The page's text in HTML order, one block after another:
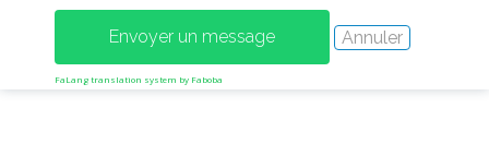
LOGICIELS
PUBLICATIONS SUR HAL
FaLang translation system by Faboba